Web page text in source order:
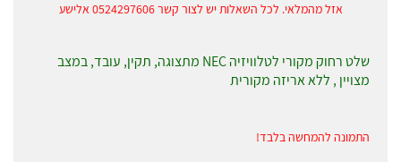
אזל מהמלאי. לכל השאלות יש לצור קשר 0524297606 אלישע
שלט רחוק מקורי לטלוויזיה NEC מתצוגה, תקין, עובד, במצב
מצויין , ללא אריזה מקורית
התמונה להמחשה בלבד!